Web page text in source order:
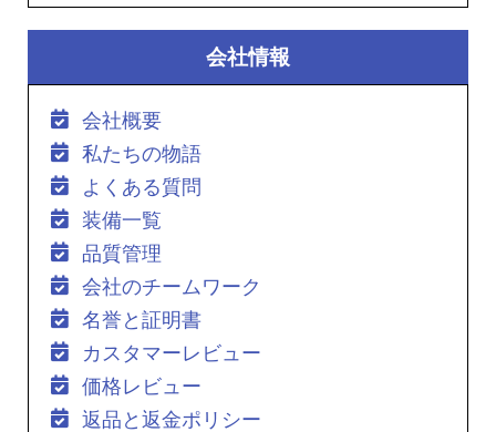
会社情報
会社概要
私たちの物語
よくある質問
装備一覧
品質管理
会社のチームワーク
名誉と証明書
カスタマーレビュー
価格レビュー
返品と返金ポリシー